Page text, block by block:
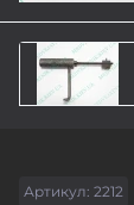
Артикул: 2212